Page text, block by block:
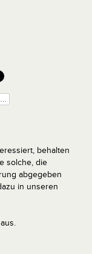
behalten
solche, die
abgegeben
in unseren